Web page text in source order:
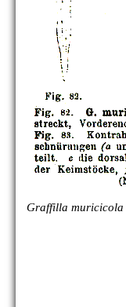
G. mytili
G. parasitica
G. pugetensis
Graffilla muricicola